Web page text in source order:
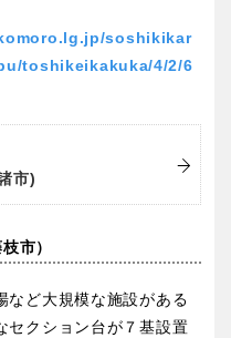
soshikikar
toshikeikakuka/4/2/6
市)
市）
など大規模な施設がある
セクション台が７基設置